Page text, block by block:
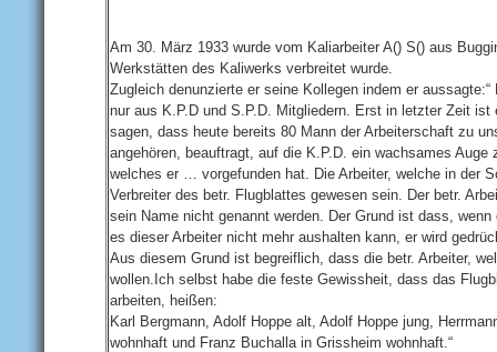
Am 30. März 1933 wurde vom Kaliarbeiter A() S() aus
Werkstätten des Kaliwerks verbreitet wurde.
Zugleich denunzierte er seine Kollegen indem er
nur aus K.P.D und S.P.D. Mitgliedern. Erst in letzter Zeit
sagen, dass heute bereits 80 Mann der Arbeiterschaft zu
angehören, beauftragt, auf die K.P.D. ein wachsames
welches er … vorgefunden hat. Die Arbeiter, welche in der
Verbreiter des betr. Flugblattes gewesen sein. Der betr.
sein Name nicht genannt werden. Der Grund ist dass,
es dieser Arbeiter nicht mehr aushalten kann, er wird
Aus diesem Grund ist begreiflich, dass die betr. Arbeiter,
wollen.Ich selbst habe die feste Gewissheit, dass das
arbeiten, heißen:
Karl Bergmann, Adolf Hoppe alt, Adolf Hoppe jung,
wohnhaft und Franz Buchalla in Grissheim wohnhaft.“